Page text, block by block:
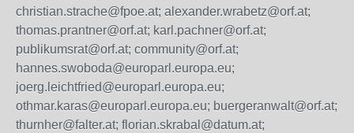
christian.strache@fpoe.at; alexander.wrabetz@orf.at;
thomas.prantner@orf.at; karl.pachner@orf.at;
publikumsrat@orf.at; community@orf.at;
hannes.swoboda@europarl.europa.eu;
joerg.leichtfried@europarl.europa.eu;
othmar.karas@europarl.europa.eu; buergeranwalt@orf.at;
thurnher@falter.at; florian.skrabal@datum.at;